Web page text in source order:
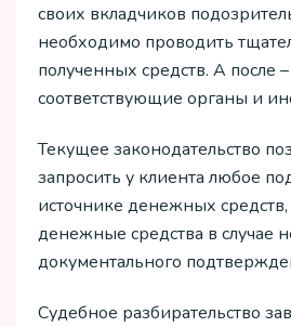
своих вкладчиков
необходимо проводить
полученных средств. А после
соответствующие органы и
Текущее законодательство
запросить у клиента любое
источнике денежных
денежные средства в случае
документального
Судебное разбирательство